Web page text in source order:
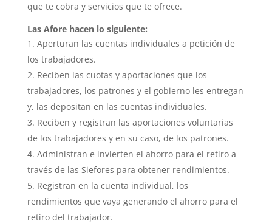
que te cobra y servicios que te ofrece.
Las Afore hacen lo siguiente:
Aperturan las cuentas individuales a petición de
los trabajadores.
Reciben las cuotas y aportaciones que los
trabajadores, los patrones y el gobierno les entregan
y, las depositan en las cuentas individuales.
Reciben y registran las aportaciones voluntarias
de los trabajadores y en su caso, de los patrones.
Administran e invierten el ahorro para el retiro a
través de las Siefores para obtener rendimientos.
Registran en la cuenta individual, los
rendimientos que vaya generando el ahorro para el
retiro del trabajador.